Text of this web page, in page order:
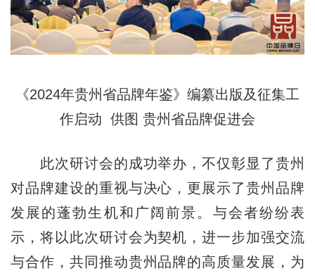
《2024年贵州省品牌年鉴》编纂出版及征集工
作启动 供图 贵州省品牌促进会
此次研讨会的成功举办，不仅彰显了贵州
对品牌建设的重视与决心，更展示了贵州品牌
发展的蓬勃生机和广阔前景。与会者纷纷表
示，将以此次研讨会为契机，进一步加强交流
与合作，共同推动贵州品牌的高质量发展，为